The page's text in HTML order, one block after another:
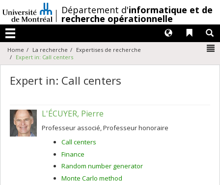
au
contenu
/Département d'informatique et de
recherche opérationnelle
Menu
Liens
Langues
Home La recherche
Expertises de recherche
Expert in: Call centers
Expert in: Call centers
L'ÉCUYER, Pierre
Professeur associé, Professeur honoraire
Call centers
Finance
Random number generator
Monte Carlo method